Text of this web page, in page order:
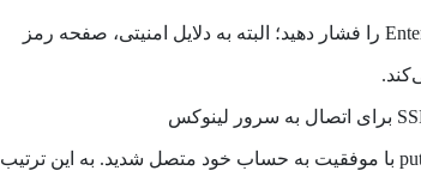
4. رمز عبور SSH خود را تایپ کرده و دوباره Enter را فشار دهید؛ البته به دلایل امنیتی، صفحه رمز
در این مرحله از اتصال به سرور لینوکس با putty با موفقیت به حساب خود متصل شدید. به این ترتیب